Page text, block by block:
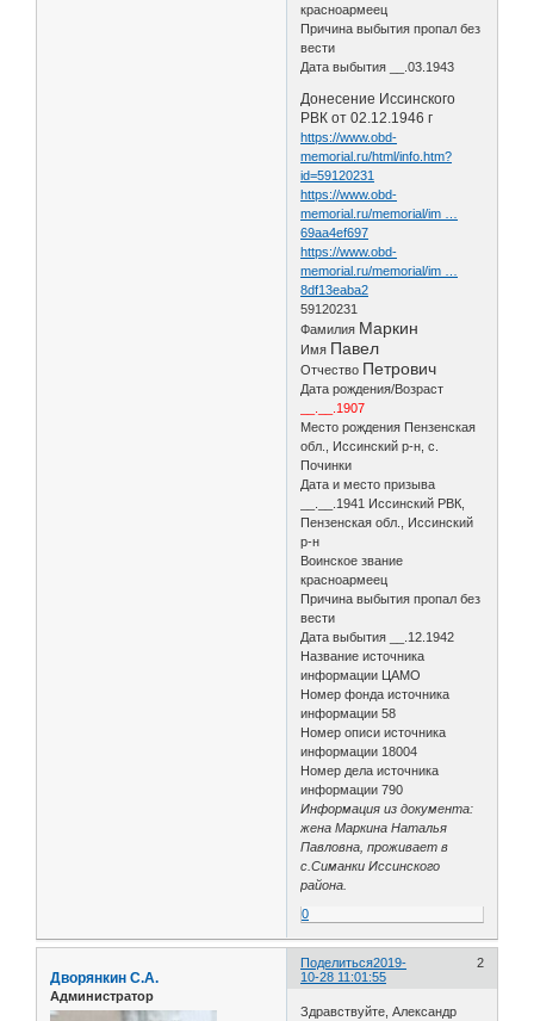
красноармеец
Причина выбытия пропал без
вести
Дата выбытия __.03.1943
Донесение Иссинского
РВК от 02.12.1946 г
https://www.obd-
memorial.ru/html/info.htm?
id=59120231
https://www.obd-
memorial.ru/memorial/im …
69aa4ef697
https://www.obd-
memorial.ru/memorial/im …
8df13eaba2
59120231
Фамилия Маркин
Имя Павел
Отчество Петрович
Дата рождения/Возраст
__.__.1907
Место рождения Пензенская
обл., Иссинский р-н, с.
Починки
Дата и место призыва
__.__.1941 Иссинский РВК,
Пензенская обл., Иссинский
р-н
Воинское звание
красноармеец
Причина выбытия пропал без
вести
Дата выбытия __.12.1942
Название источника
информации ЦАМО
Номер фонда источника
информации 58
Номер описи источника
информации 18004
Номер дела источника
информации 790
Информация из документа:
жена Маркина Наталья
Павловна, проживает в
с.Симанки Иссинского
района.
0
Поделиться 2
2019-
10-28 11:01:55
Дворянкин С.А.
Администратор
Здравствуйте, Александр